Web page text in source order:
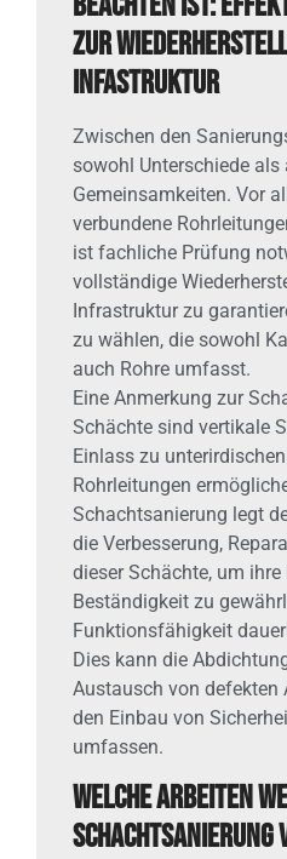
zur
Infastruktur
Zwischen den
sowohl Unterschiede als
Gemeinsamkeiten. Vor
verbundene
ist fachliche Prüfung
vollständige
Infrastruktur zu
zu wählen, die sowohl
auch Rohre umfasst.
Eine Anmerkung zur
Schächte sind vertikale
Einlass zu
Rohrleitungen
Schachtsanierung legt
die Verbesserung,
dieser Schächte, um
Beständigkeit zu
Funktionsfähigkeit
Dies kann die
Austausch von defekten
den Einbau von
umfassen.
Welche Arbeiten
Schachtsanierung